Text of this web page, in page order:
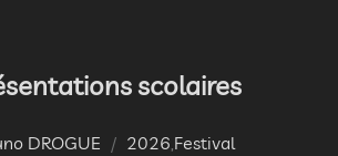
scolaires
DROGUE 2026,Festival